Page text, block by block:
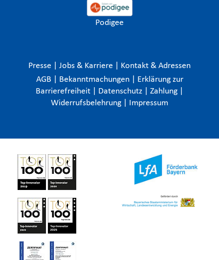
Podigee
Presse Jobs & Karriere
Kontakt & Adressen
AGB
Bekanntmachungen
Erklärung zur
Barrierefreiheit
Datenschutz Zahlung
Widerrufsbelehrung
Impressum